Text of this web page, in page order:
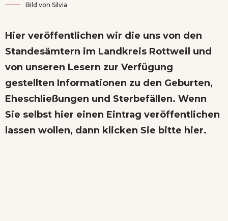
Bild von Silvia
Hier veröffentlichen wir die uns von den
Standesämtern im Landkreis Rottweil und
von unseren Lesern zur Verfügung
gestellten Informationen zu den Geburten,
Eheschließungen und Sterbefällen. Wenn
Sie selbst hier einen Eintrag veröffentlichen
lassen wollen, dann klicken Sie bitte hier.